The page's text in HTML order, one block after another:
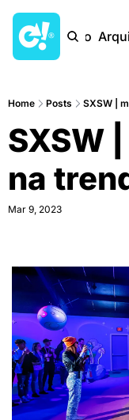
Início
Home Posts SXSW |
SXSW
na
Mar 9, 2023